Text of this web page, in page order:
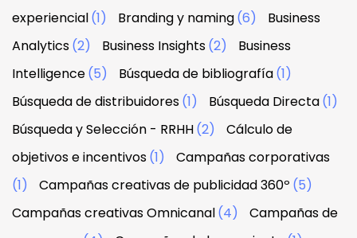
experiencial(1) Branding y naming(6)
Business
Analytics(2) Business Insights(2)
Business
Intelligence(5) Búsqueda de bibliografía(1)
Búsqueda de distribuidores(1) Búsqueda Directa(1)
Búsqueda y Selección - RRHH(2)
Cálculo de
objetivos e incentivos(1)
Campañas corporativas
(1)
Campañas creativas de publicidad 360º (5)
Campañas creativas Omnicanal(4)
Campañas de